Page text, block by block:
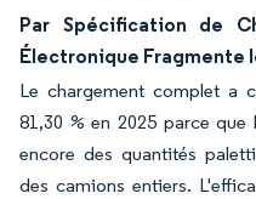
Par Spécification de
Électronique Fragmente
Le chargement complet a
81,30 % en 2025 parce
encore des quantités
des camions entiers.